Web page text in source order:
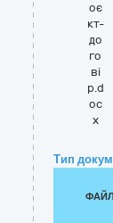
оє
кт-
до
го
ві
р.d
oc
x
Тип
ФАЙЛ